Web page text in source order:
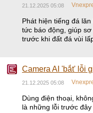
21.12.2025 05:08
Phát hiện tiếng đá
tức báo động, giúp
trước khi đất đá vùi
Camera AI 'bắt' lỗi
21.12.2025 05:08
Dùng điện thoại,
là những lỗi trước